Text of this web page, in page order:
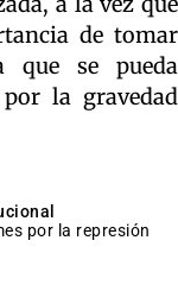
de tomar
que se pueda
la gravedad
por la represión